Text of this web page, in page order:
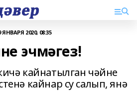
ЯНВАРЯ 2020, 08:35
эчмәгез!
кайнатылган чәйне
кайнар су салып, янә